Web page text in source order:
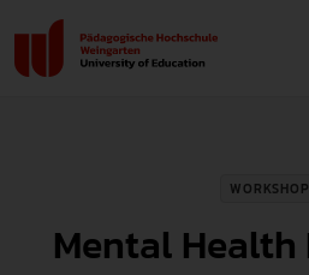
WORKSHOP
Mental Health